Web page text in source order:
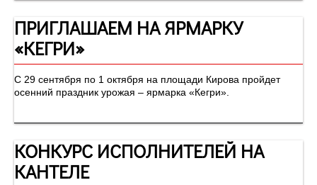
ПРИГЛАШАЕМ НА ЯРМАРКУ
«КЕГРИ»
С 29 сентября по 1 октября на площади Кирова пройдет
осенний праздник урожая – ярмарка «Кегри».
КОНКУРС ИСПОЛНИТЕЛЕЙ НА
КАНТЕЛЕ